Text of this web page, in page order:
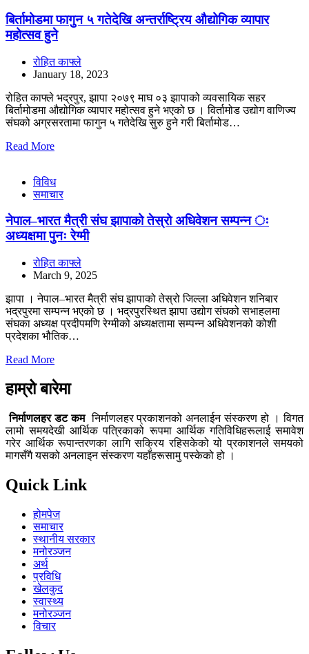
बिर्तामोडमा फागुन ५ गतेदेखि अन्तर्राष्ट्रिय औद्योगिक व्यापार
महोत्सव हुने
रोहित काफ्ले
January 18, 2023
रोहित काफ्ले भद्रपुर, झापा २०७९ माघ ०३ झापाको व्यवसायिक सहर
बिर्तामोडमा औद्योगिक व्यापार महोत्सव हुने भएको छ । विर्तामोड उद्योग वाणिज्य
संघको अग्रसरतामा फागुन ५ गतेदेखि सुरु हुने गरी बिर्तामोड…
Read More
विविध
समाचार
नेपाल–भारत मैत्री संघ झापाको तेस्रो अधिवेशन सम्पन्न ः
अध्यक्षमा पुनः रेग्मी
रोहित काफ्ले
March 9, 2025
झापा । नेपाल–भारत मैत्री संघ झापाको तेस्रो जिल्ला अधिवेशन शनिबार
भद्रपुरमा सम्पन्न भएको छ । भद्रपुरस्थित झापा उद्योग संघको सभाहलमा
संघका अध्यक्ष प्रदीपमणि रेग्मीको अध्यक्षतामा सम्पन्न अधिवेशनको कोशी
प्रदेशका भौतिक…
Read More
हाम्रो बारेमा
निर्माणलहर डट कमनिर्माणलहर प्रकाशनको अनलाईन संस्करण हो । विगत
लामो समयदेखी आर्थिक पत्रिकाको रूपमा आर्थिक गतिविधिहरूलाई समावेश
गरेर आर्थिक रूपान्तरणका लागि सक्रिय रहिसकेको यो प्रकाशनले समयको
मागसँगै यसको अनलाइन संस्करण यहाँहरूसामु पस्केको हो ।
Quick Link
होमपेज
समाचार
स्थानीय सरकार
मनोरञ्जन
अर्थ
प्रविधि
खेलकुद
स्वास्थ्य
मनोरञ्जन
विचार